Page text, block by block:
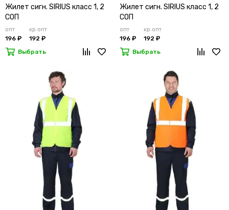
Жилет сигн. SIRIUS класс 1, 2
СОП
опт
196 ₽
кр.опт
192 ₽
Выбрать
Жилет сигн. SIRIUS класс 1, 2
СОП
опт
196 ₽
кр.опт
192 ₽
Выбрать